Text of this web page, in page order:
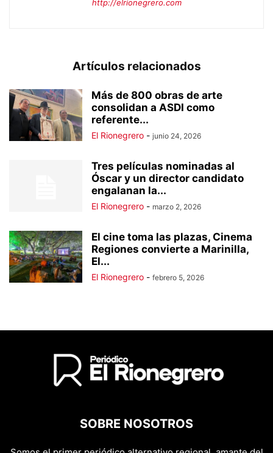
http://elrionegrero.com
Artículos relacionados
Más de 800 obras de arte
consolidan a ASDI como
referente...
El Rionegrero - junio 24, 2026
Tres películas nominadas al
Óscar y un director candidato
engalanan la...
El Rionegrero - marzo 2, 2026
El cine toma las plazas, Cinema
Regiones convierte a Marinilla,
El...
El Rionegrero - febrero 5, 2026
SOBRE NOSOTROS